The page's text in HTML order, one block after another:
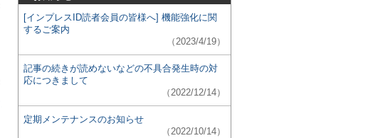
[インプレスID読者会員の皆様へ] 機能強化に関
するご案内
（2023/4/19）
記事の続きが読めないなどの不具合発生時の対
応につきまして
（2022/12/14）
定期メンテナンスのお知らせ
（2022/10/14）